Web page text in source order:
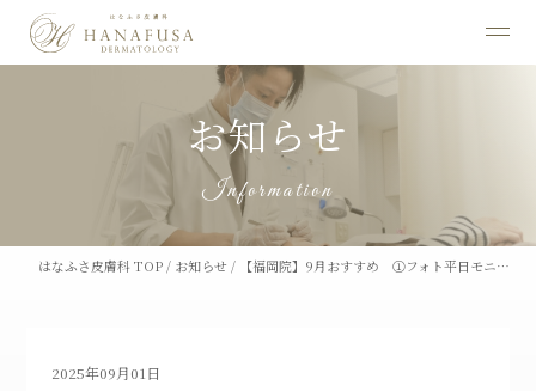
お知らせ
Information
はなふさ皮膚科 TOP / お知らせ / 【福岡院】9月おすすめ ①フォト平日モニ…
2025年09月01日